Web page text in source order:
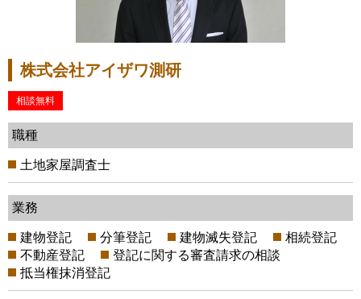
株式会社アイザワ測研
相談無料
職種
土地家屋調査士
業務
建物登記 分筆登記 建物滅失登記
相続登記
不動産登記
登記に関する審査請求の相談
抵当権抹消登記